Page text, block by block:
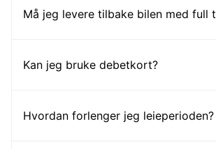
Må jeg levere tilbake bilen med full
Kan jeg bruke debetkort?
Hvordan forlenger jeg leieperioden?